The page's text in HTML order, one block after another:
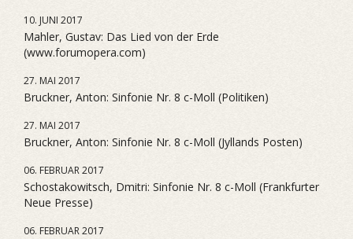
10. JUNI 2017
Mahler, Gustav: Das Lied von der Erde
(www.forumopera.com)
27. MAI 2017
Bruckner, Anton: Sinfonie Nr. 8 c-Moll (Politiken)
27. MAI 2017
Bruckner, Anton: Sinfonie Nr. 8 c-Moll (Jyllands Posten)
06. FEBRUAR 2017
Schostakowitsch, Dmitri: Sinfonie Nr. 8 c-Moll (Frankfurter
Neue Presse)
06. FEBRUAR 2017